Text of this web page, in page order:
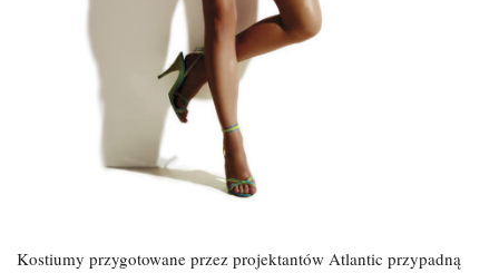
Kostiumy przygotowane przez projektantów Atlantic przypadną